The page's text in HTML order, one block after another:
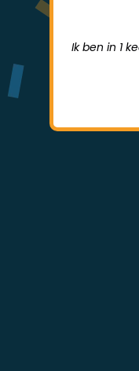
Ik ben in 1